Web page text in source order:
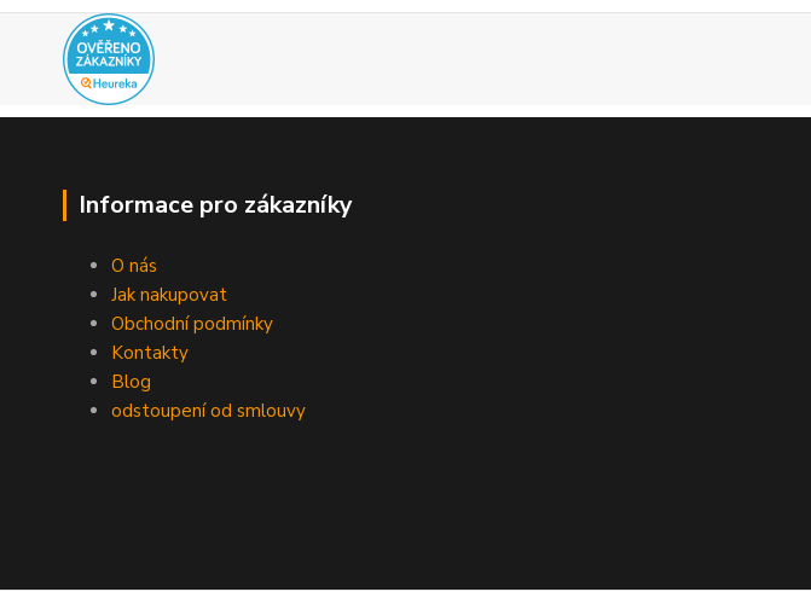
Informace pro zákazníky
O nás
Jak nakupovat
Obchodní podmínky
Kontakty
Blog
odstoupení od smlouvy